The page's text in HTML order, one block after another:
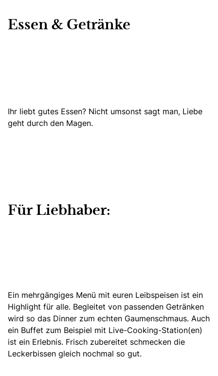
Essen & Getränke
Ihr liebt gutes Essen? Nicht umsonst sagt man, Liebe
geht durch den Magen.
Für Liebhaber:
Ein mehrgängiges Menü mit euren Leibspeisen ist ein
Highlight für alle. Begleitet von passenden Getränken
wird so das Dinner zum echten Gaumenschmaus. Auch
ein Buffet zum Beispiel mit Live-Cooking-Station(en)
ist ein Erlebnis. Frisch zubereitet schmecken die
Leckerbissen gleich nochmal so gut.